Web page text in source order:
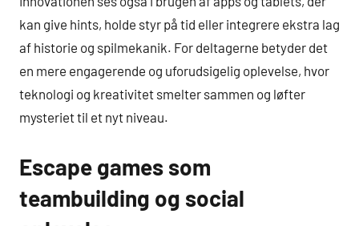
kan give hints, holde styr på tid eller integrere ekstra lag
af historie og spilmekanik. For deltagerne betyder det
en mere engagerende og uforudsigelig oplevelse, hvor
teknologi og kreativitet smelter sammen og løfter
mysteriet til et nyt niveau.
Escape games som
teambuilding og social